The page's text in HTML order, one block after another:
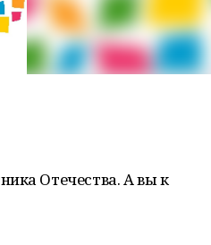
Отечества. А вы к